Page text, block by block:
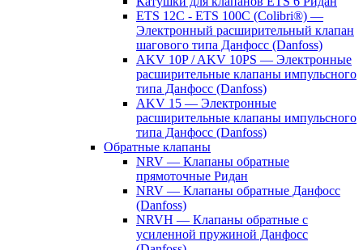
ETS 12C - ETS 100C (Colibri®) —
Электронный расширительный клапан
шагового типа Данфосс (Danfoss)
AKV 10P / AKV 10PS — Электронные
расширительные клапаны импульсного
типа Данфосс (Danfoss)
AKV 15 — Электронные
расширительные клапаны импульсного
типа Данфосс (Danfoss)
Обратные клапаны
NRV — Клапаны обратные
прямоточные Ридан
NRV — Клапаны обратные Данфосс
(Danfoss)
NRVH — Клапаны обратные с
усиленной пружиной Данфосс